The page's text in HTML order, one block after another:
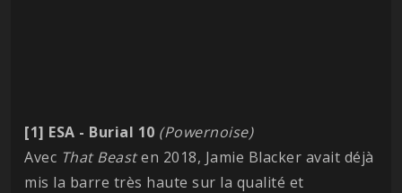
[1] ESA - Burial 10 (Powernoise)
Avec That Beasten 2018, Jamie Blacker avait déjà
mis la barre très haute sur la qualité et